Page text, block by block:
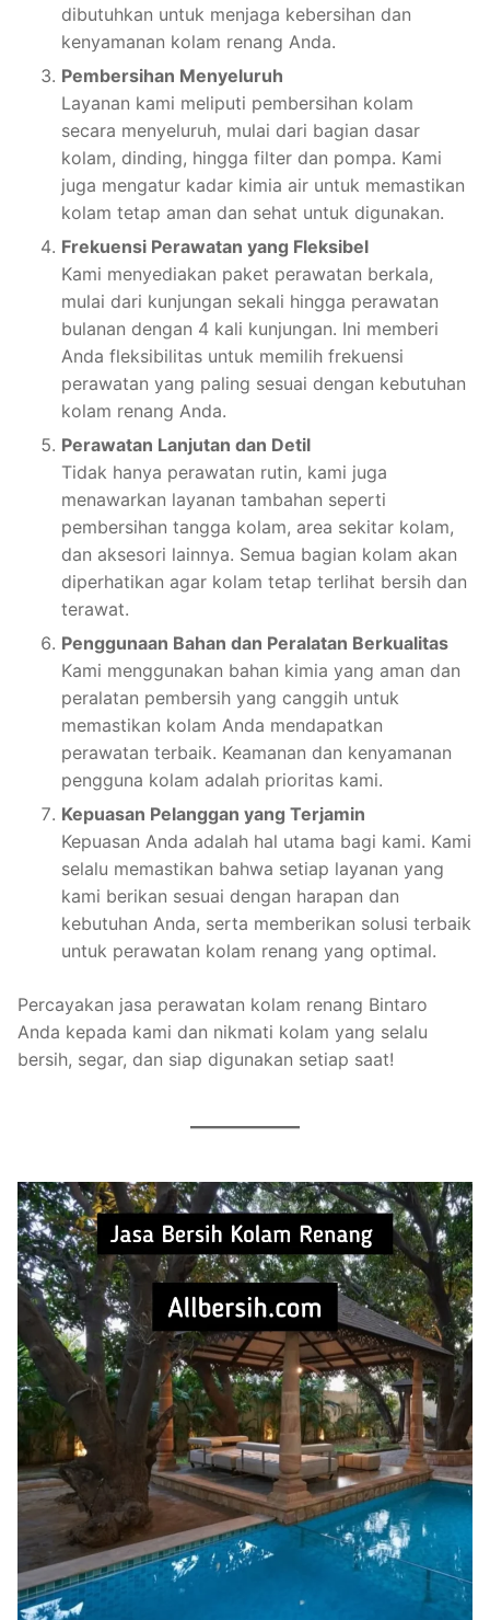
dibutuhkan untuk menjaga kebersihan dan
kenyamanan kolam renang Anda.
Pembersihan Menyeluruh
Layanan kami meliputi pembersihan kolam
secara menyeluruh, mulai dari bagian dasar
kolam, dinding, hingga filter dan pompa. Kami
juga mengatur kadar kimia air untuk memastikan
kolam tetap aman dan sehat untuk digunakan.
Frekuensi Perawatan yang Fleksibel
Kami menyediakan paket perawatan berkala,
mulai dari kunjungan sekali hingga perawatan
bulanan dengan 4 kali kunjungan. Ini memberi
Anda fleksibilitas untuk memilih frekuensi
perawatan yang paling sesuai dengan kebutuhan
kolam renang Anda.
Perawatan Lanjutan dan Detil
Tidak hanya perawatan rutin, kami juga
menawarkan layanan tambahan seperti
pembersihan tangga kolam, area sekitar kolam,
dan aksesori lainnya. Semua bagian kolam akan
diperhatikan agar kolam tetap terlihat bersih dan
terawat.
Penggunaan Bahan dan Peralatan Berkualitas
Kami menggunakan bahan kimia yang aman dan
peralatan pembersih yang canggih untuk
memastikan kolam Anda mendapatkan
perawatan terbaik. Keamanan dan kenyamanan
pengguna kolam adalah prioritas kami.
Kepuasan Pelanggan yang Terjamin
Kepuasan Anda adalah hal utama bagi kami. Kami
selalu memastikan bahwa setiap layanan yang
kami berikan sesuai dengan harapan dan
kebutuhan Anda, serta memberikan solusi terbaik
untuk perawatan kolam renang yang optimal.
Percayakan jasa perawatan kolam renang Bintaro
Anda kepada kami dan nikmati kolam yang selalu
bersih, segar, dan siap digunakan setiap saat!